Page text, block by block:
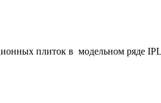
плиток в модельном ряде